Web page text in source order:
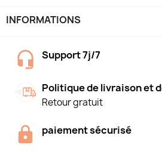
INFORMATIONS
Support 7j/7
Politique de livraison et
Retour gratuit
paiement sécurisé